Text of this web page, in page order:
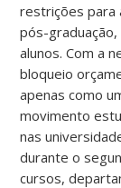
restrições para
pós-
alunos. Com a
bloqueio
apenas como
movimento
nas
durante o
cursos,